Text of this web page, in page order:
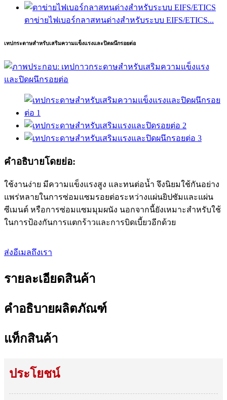
ตาข่ายไฟเบอร์กลาสทนด่างสำหรับระบบ EIFS/ETICS...
เทปกระดาษสำหรับเสริมความแข็งแรงและปิดผนึกรอยต่อ
คำอธิบายโดยย่อ:
ใช้งานง่าย มีความแข็งแรงสูง และทนต่อน้ำ จึงนิยมใช้กันอย่าง
แพร่หลายในการซ่อมแซมรอยต่อระหว่างแผ่นยิปซัมและแผ่น
ซีเมนต์ หรือการซ่อมแซมมุมผนัง นอกจากนี้ยังเหมาะสำหรับใช้
ในการป้องกันการแตกร้าวและการบิดเบี้ยวอีกด้วย
ส่งอีเมลถึงเรา
รายละเอียดสินค้า
คำอธิบายผลิตภัณฑ์
แท็กสินค้า
ประโยชน์